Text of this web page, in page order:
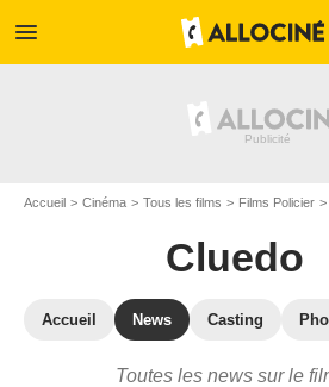
menu
Accueil Cinéma Tous les films Films Policier
Cluedo
Accueil News Casting
Toutes les news sur le